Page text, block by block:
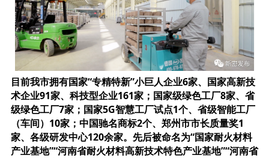
目前我市拥有国家“专精特新”小巨人企业6家、国家高新技
术企业91家、科技型企业161家； 国家级绿色工厂8家、省
级绿色工厂7家； 国家5G智慧工厂试点1个、省级智能工厂
（车间）10家； 中国驰名商标2个、郑州市市长质量奖1
家、各级研发中心120余家。 先后被命名为“国家耐火材料
产业基地”“河南省耐火材料高新技术特色产业基地”“河南省